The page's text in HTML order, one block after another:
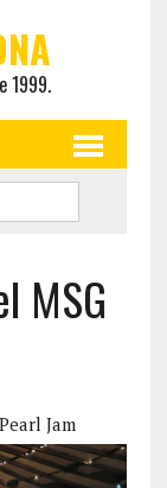
1999.
MSG
Pearl Jam